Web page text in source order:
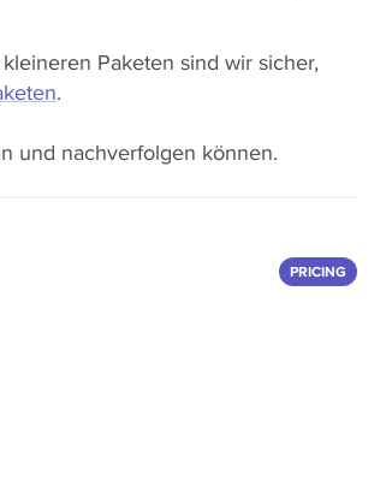
Paketen sind wir sicher,
.
und nachverfolgen können.
PRICING